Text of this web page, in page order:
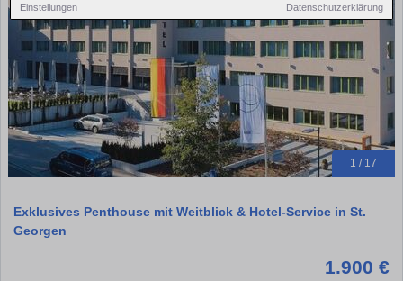
Einstellungen Datenschutzerklärung
1 / 17
Exklusives Penthouse mit Weitblick & Hotel-Service in St.
Georgen
1.900 €